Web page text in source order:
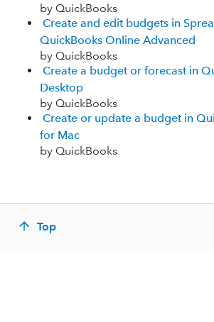
by QuickBooks
Create and edit budgets in
QuickBooks Online Advanced
by QuickBooks
Create a budget or forecast in
Desktop
by QuickBooks
Create or update a budget in
for Mac
by QuickBooks
Top